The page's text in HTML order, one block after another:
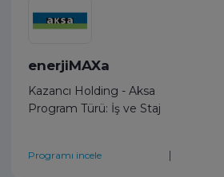
enerjiMAXa
Kazancı Holding - Aksa
Program Türü: İş ve Staj
Programı incele |